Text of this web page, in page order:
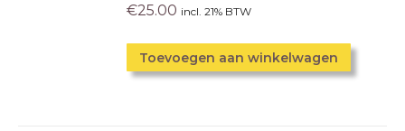
€25.00 incl. 21% BTW
Toevoegen aan winkelwagen